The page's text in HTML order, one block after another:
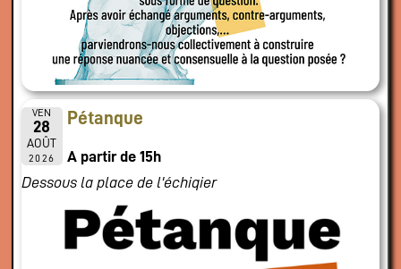
VEN
28
AOÛT
2026
Pétanque
A partir de 15h
Dessous la place de l'échiqier